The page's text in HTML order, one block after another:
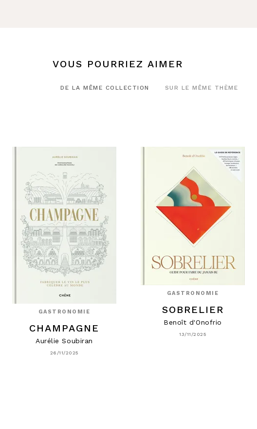
VOUS POURRIEZ AIMER
DE LA MÊME COLLECTION SUR LE MÊME THÈME
GASTRONOMIE
CHAMPAGNE
Aurélie Soubiran
26/11/2025
GASTRONOMIE
SOBRELIER
Benoît d'Onofrio
13/11/2025